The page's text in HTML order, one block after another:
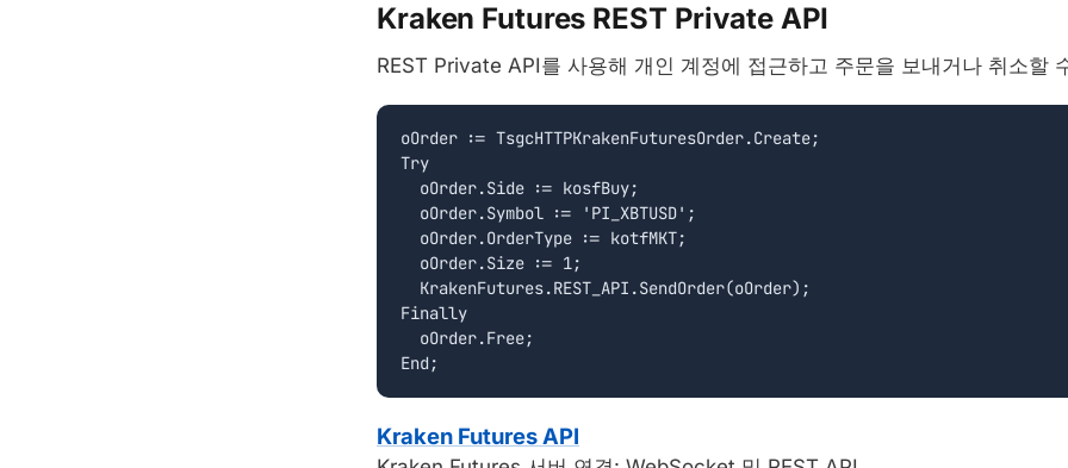
Kraken Futures REST Private API
REST Private API를 사용해 개인 계정에 접근하고 주문을 보내거나 취소할
oOrder := TsgcHTTPKrakenFuturesOrder.Create;
Try
  oOrder.Side := kosfBuy;
  oOrder.Symbol := 'PI_XBTUSD';
  oOrder.OrderType := kotfMKT;
  oOrder.Size := 1;
  KrakenFutures.REST_API.SendOrder(oOrder);
Finally
  oOrder.Free;
Kraken Futures API